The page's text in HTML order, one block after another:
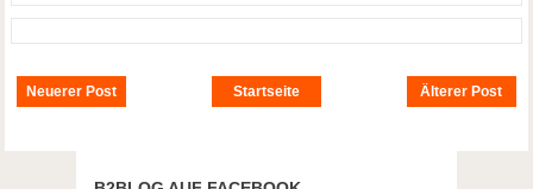
Neuerer Post Älterer Post
Startseite